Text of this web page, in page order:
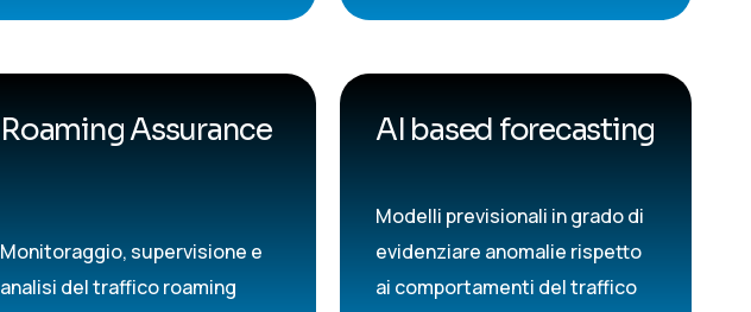
Roaming Assurance
Monitoraggio, supervisione e
analisi del traffico roaming
AI based forecasting
Modelli previsionali in grado di
evidenziare anomalie rispetto
ai comportamenti del traffico